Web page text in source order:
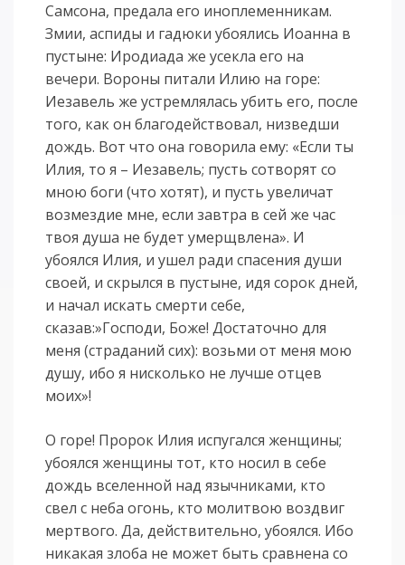
Самсона, предала его иноплеменникам.
Змии, аспиды и гадюки убоялись Иоанна в
пустыне: Иродиада же усекла его на
вечери. Вороны питали Илию на горе:
Иезавель же устремлялась убить его, после
того, как он благодействовал, низведши
дождь. Вот что она говорила ему: «Если ты
Илия, то я – Иезавель; пусть сотворят со
мною боги (что хотят), и пусть увеличат
возмездие мне, если завтра в сей же час
твоя душа не будет умерщвлена». И
убоялся Илия, и ушел ради спасения души
своей, и скрылся в пустыне, идя сорок дней,
и начал искать смерти себе,
сказав:»Господи, Боже! Достаточно для
меня (страданий сих): возьми от меня мою
душу, ибо я нисколько не лучше отцев
моих»!
О горе! Пророк Илия испугался женщины;
убоялся женщины тот, кто носил в себе
дождь вселенной над язычниками, кто
свел с неба огонь, кто молитвою воздвиг
мертвого. Да, действительно, убоялся. Ибо
никакая злоба не может быть сравнена со